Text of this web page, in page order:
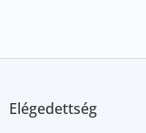
Elégedettség